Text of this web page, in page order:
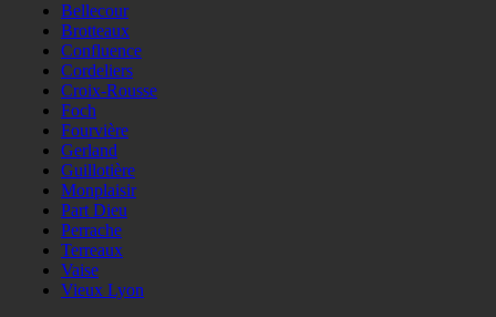
Bellecour
Brotteaux
Confluence
Cordeliers
Croix-Rousse
Foch
Fourvière
Gerland
Guillotière
Monplaisir
Part Dieu
Perrache
Terreaux
Vaise
Vieux Lyon